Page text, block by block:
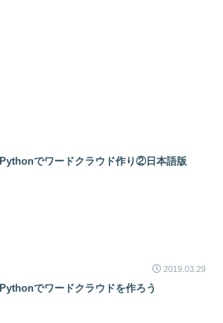
Pythonでワードクラウド作り②日本語版
2019.03.29
Pythonでワードクラウドを作ろう